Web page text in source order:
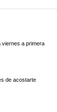
viernes a primera
de acostarte